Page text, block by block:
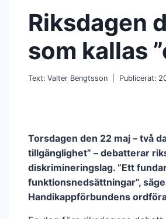
Riksdagen
som kallas
Text: Valter Bengtsson Publicerat:
Torsdagen den 22 maj – två
tillgänglighet” – debatterar
diskrimineringslag. ”Ett
funktionsnedsättningar”,
Handikappförbundens